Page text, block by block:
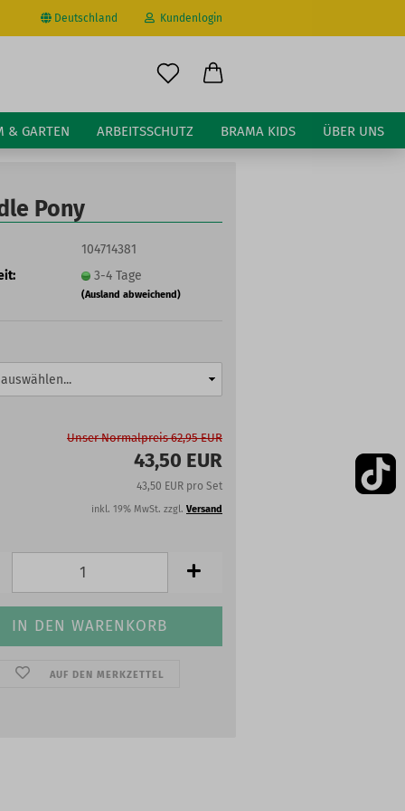
Deutschland Kundenlogin
& GARTEN ARBEITSSCHUTZ BRAMA KIDS ÜBER UNS
Pony
104714381
3-4 Tage
(Ausland abweichend)
Unser Normalpreis 62,95 EUR
43,50 EUR
43,50 EUR pro Set
inkl. 19% MwSt. zzgl. Versand
AUF DEN MERKZETTEL